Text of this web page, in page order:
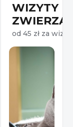
WIZYTY U
od 45 zł za